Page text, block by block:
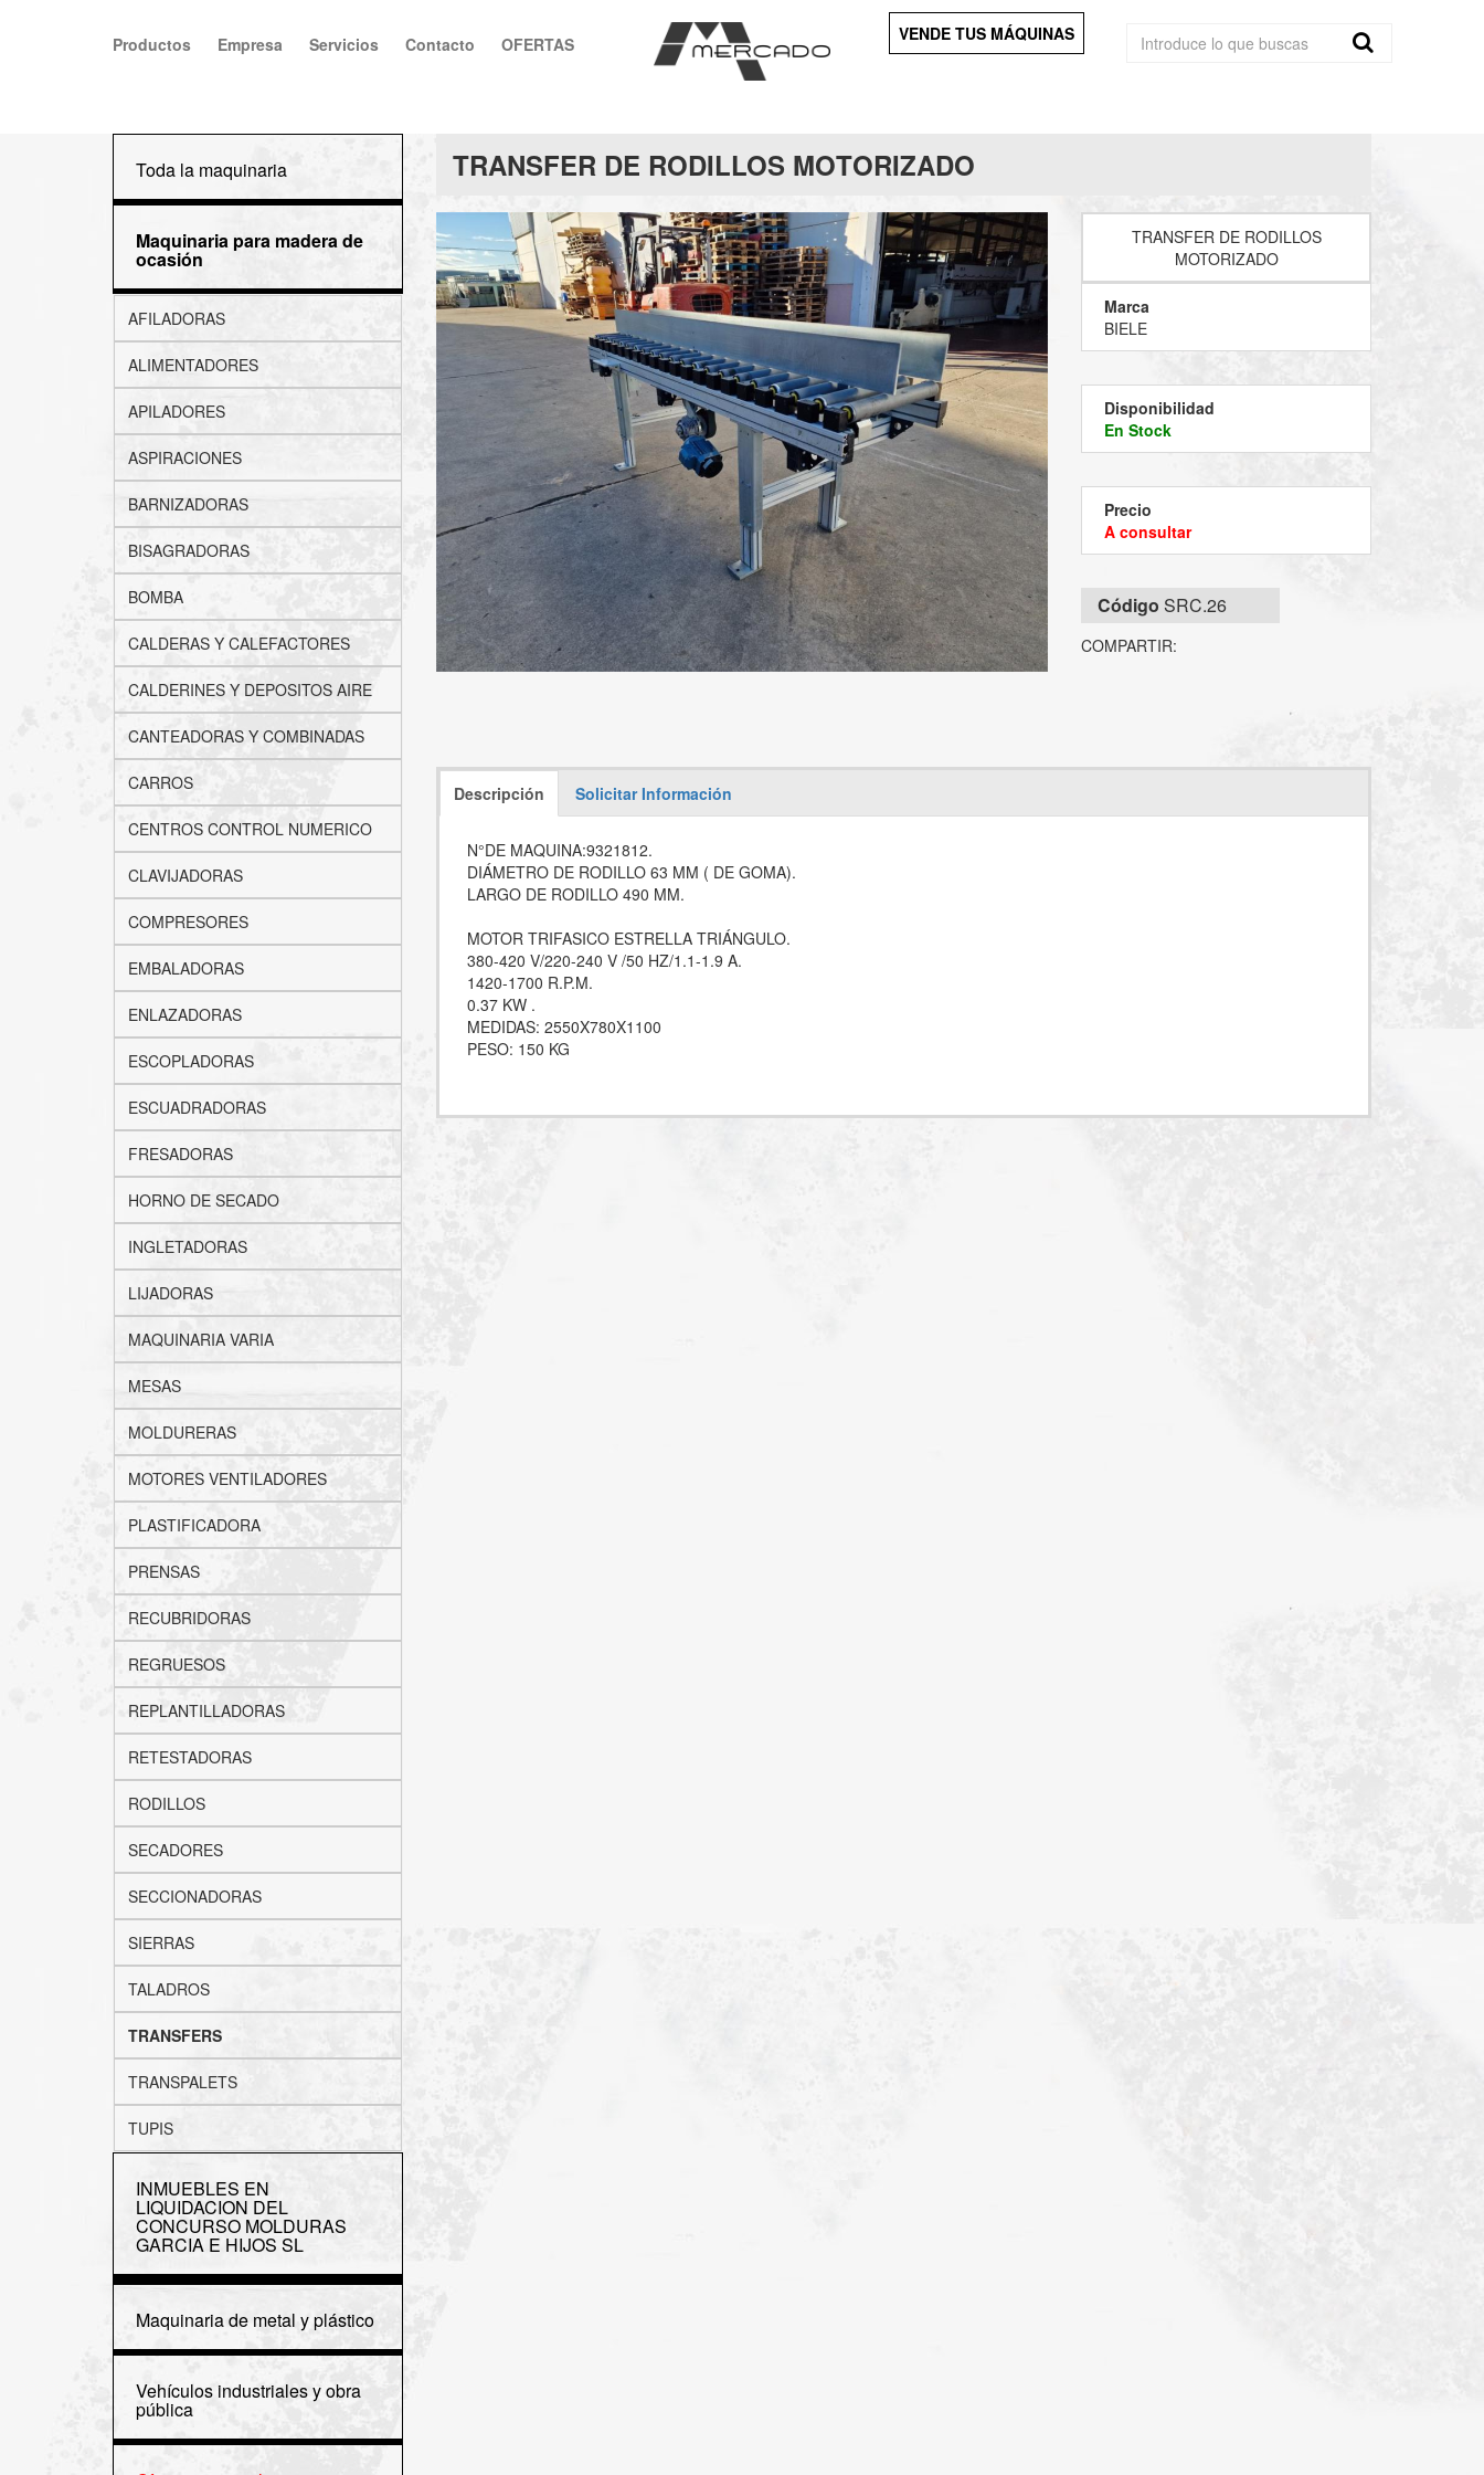
Productos Empresa Servicios Contacto OFERTAS VENDE TUS MÁQUINAS
Toda la maquinaria
Maquinaria para madera de
ocasión
AFILADORAS
ALIMENTADORES
APILADORES
ASPIRACIONES
BARNIZADORAS
BISAGRADORAS
BOMBA
CALDERAS Y CALEFACTORES
CALDERINES Y DEPOSITOS AIRE
CANTEADORAS Y COMBINADAS
CARROS
CENTROS CONTROL NUMERICO
CLAVIJADORAS
COMPRESORES
EMBALADORAS
ENLAZADORAS
ESCOPLADORAS
ESCUADRADORAS
FRESADORAS
HORNO DE SECADO
INGLETADORAS
LIJADORAS
MAQUINARIA VARIA
MESAS
MOLDURERAS
MOTORES VENTILADORES
PLASTIFICADORA
PRENSAS
RECUBRIDORAS
REGRUESOS
REPLANTILLADORAS
RETESTADORAS
RODILLOS
SECADORES
SECCIONADORAS
SIERRAS
TALADROS
TRANSFERS
TRANSPALETS
TUPIS
INMUEBLES EN
LIQUIDACION DEL
CONCURSO MOLDURAS
GARCIA E HIJOS SL
Maquinaria de metal y plástico
Vehículos industriales y obra
pública
TRANSFER DE RODILLOS MOTORIZADO
TRANSFER DE RODILLOS
MOTORIZADO
Marca
BIELE
Disponibilidad
En Stock
Precio
A consultar
Código SRC.26
COMPARTIR:
Descripción Solicitar Información
N°DE MAQUINA:9321812.
DIÁMETRO DE RODILLO 63 MM ( DE GOMA).
LARGO DE RODILLO 490 MM.
MOTOR TRIFASICO ESTRELLA TRIÁNGULO.
380-420 V/220-240 V /50 HZ/1.1-1.9 A.
1420-1700 R.P.M.
0.37 KW .
MEDIDAS: 2550X780X1100
PESO: 150 KG